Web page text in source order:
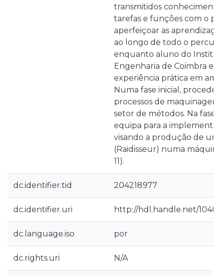
transmitidos
tarefas e funções com o
aperfeiçoar as
ao longo de todo o
enquanto aluno do
Engenharia de Coimbra e
experiência prática em
Numa fase inicial,
processos de
setor de métodos. Na
equipa para a
visando a produção de
(Raidisseur) numa
11).
dc.identifier.tid 204218977
dc.identifier.uri http://hdl.handle.net/
dc.language.iso por
dc.rights.uri N/A